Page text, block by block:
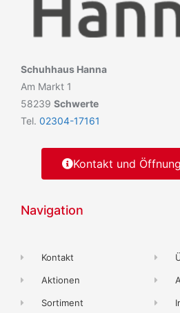
Schuhhaus Hanna
Am Markt 1
58239 Schwerte
Tel. 02304-17161
Kontakt und
Navigation
Kontakt
Aktionen
Sortiment